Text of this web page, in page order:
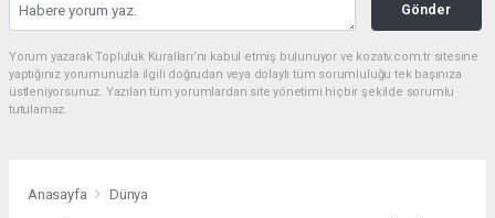
Gönder
Yorum yazarak Topluluk Kuralları’nı kabul etmiş bulunuyor ve kozatv.com.tr sitesine
yaptığınız yorumunuzla ilgili doğrudan veya dolaylı tüm sorumluluğu tek başınıza
üstleniyorsunuz. Yazılan tüm yorumlardan site yönetimi hiçbir şekilde sorumlu
tutulamaz.
Anasayfa Dünya